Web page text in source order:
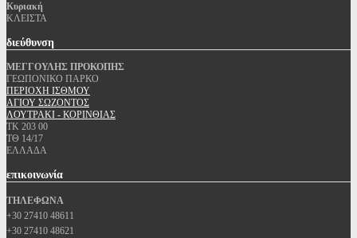
Κυριακή
ΚΛΕΙΣΤΑ
διεύθυνση
ΜΕΓΓΟΥΛΗΣ ΠΡΟΚΟΠΗΣ
ΓΕΩΠΟΝΙΚΟ ΠΑΡΚΟ
ΠΕΡΙΟΧΗ ΙΣΘΜΟΥ
ΑΓΙΟΥ ΣΩΖΟΝΤΟΣ
ΛΟΥΤΡΑΚΙ - ΚΟΡΙΝΘΙΑΣ
ΤΚ 203 00
ΤΘ 14/17
ΕΛΛΑΔΑ
επικοινωνία
ΤΗΛΕΦΩΝΑ
+30 27410 48611
+30 27410 48621